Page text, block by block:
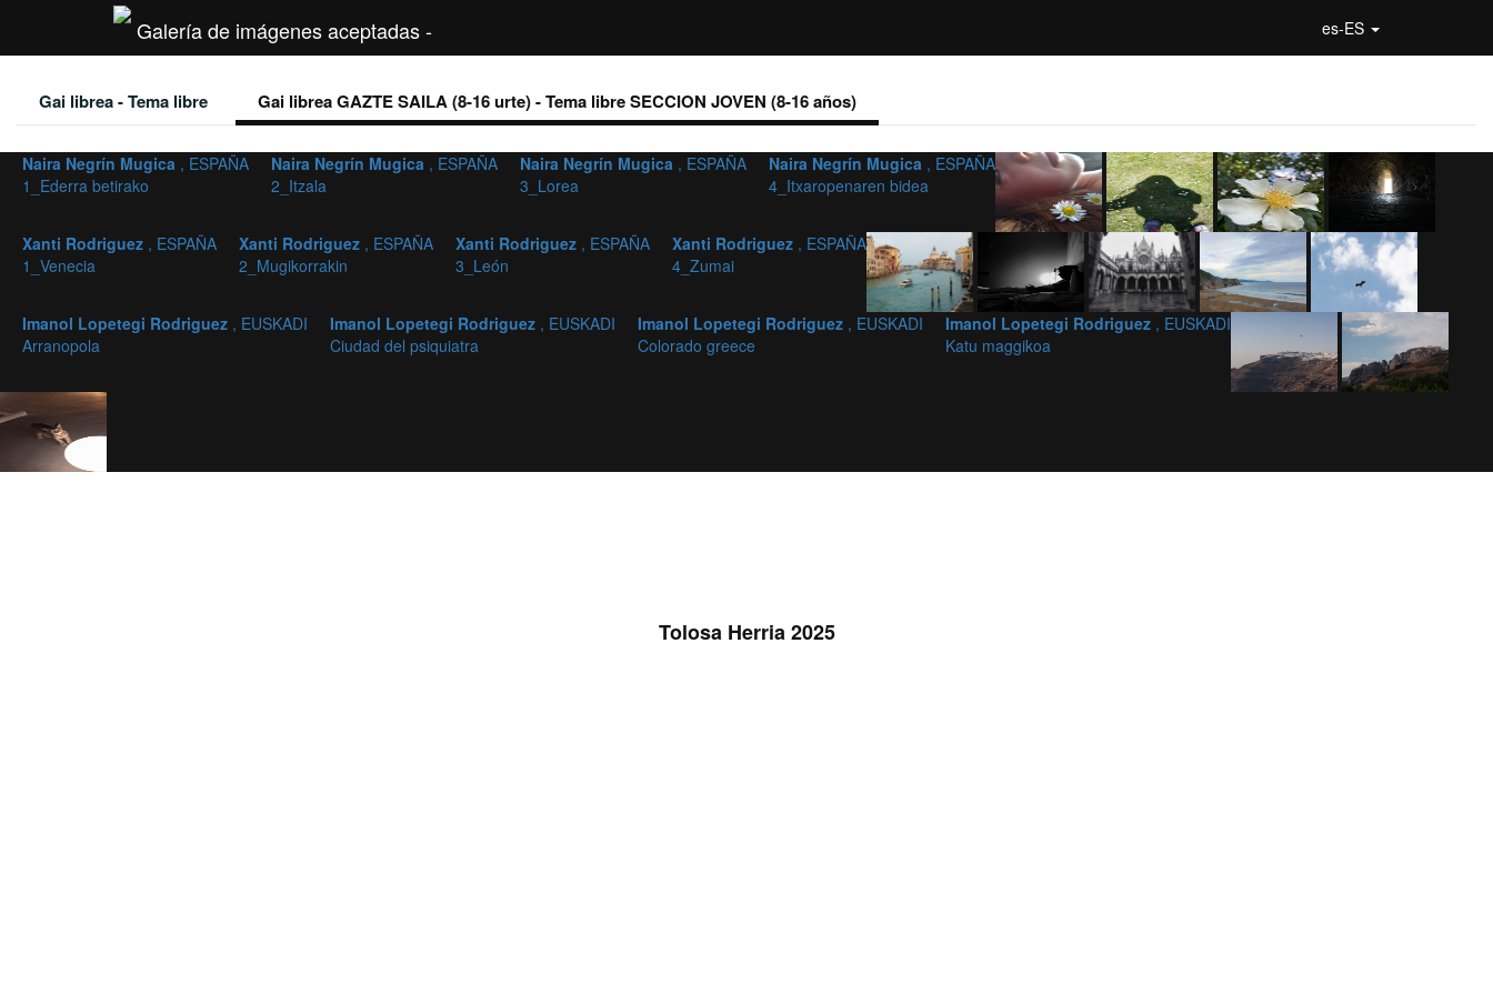
Galería de imágenes aceptadas - es-ES
Gai librea - Tema libre Gai librea GAZTE SAILA (8-16 urte) - Tema libre SECCION JOVEN (8-16 años)
Naira Negrín Mugica , ESPAÑA
1_Ederra betirako
Naira Negrín Mugica , ESPAÑA
2_Itzala
Naira Negrín Mugica , ESPAÑA
3_Lorea
Naira Negrín Mugica , ESPAÑA
4_Itxaropenaren bidea
Xanti Rodriguez , ESPAÑA
1_Venecia
Xanti Rodriguez , ESPAÑA
2_Mugikorrakin
Xanti Rodriguez , ESPAÑA
3_León
Xanti Rodriguez , ESPAÑA
4_Zumai
Imanol Lopetegi Rodriguez , EUSKADI
Arranopola
Imanol Lopetegi Rodriguez , EUSKADI
Ciudad del psiquiatra
Imanol Lopetegi Rodriguez , EUSKADI
Colorado greece
Imanol Lopetegi Rodriguez , EUSKADI
Katu maggikoa
Tolosa Herria 2025